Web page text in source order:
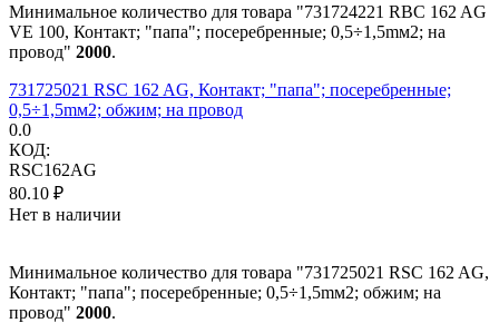
Минимальное количество для товара "731724221 RBC 162 AG
VE 100, Контакт; "папа"; посеребренные; 0,5÷1,5mм2; на
провод" 2000.
731725021 RSC 162 AG, Контакт; "папа"; посеребренные;
0,5÷1,5mм2; обжим; на провод
0.0
КОД:
RSC162AG
80.10 ₽
Нет в наличии
Минимальное количество для товара "731725021 RSC 162 AG,
Контакт; "папа"; посеребренные; 0,5÷1,5mм2; обжим; на
провод" 2000.